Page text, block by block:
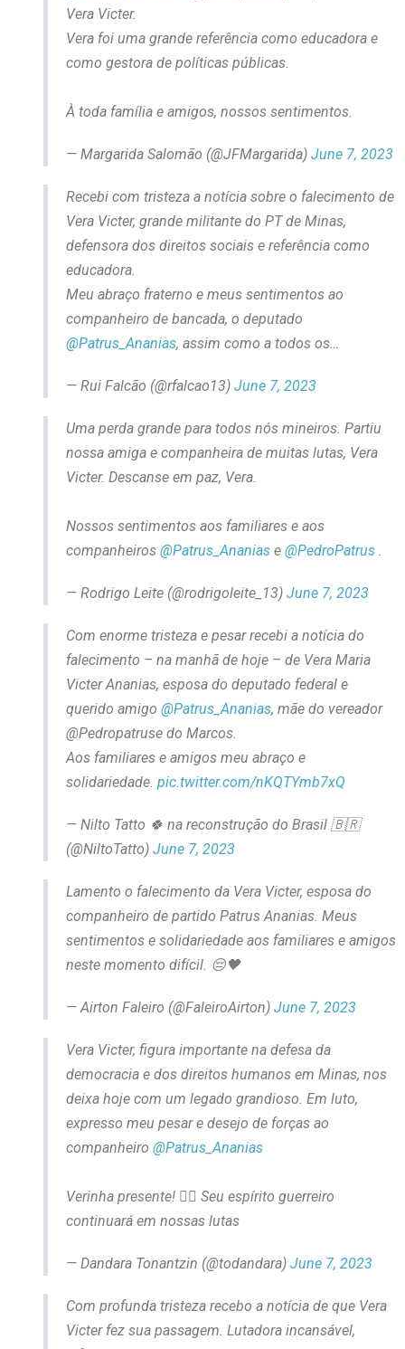
Vera Victer.
Vera foi uma grande referência como educadora e
como gestora de políticas públicas.
À toda família e amigos, nossos sentimentos.
— Margarida Salomão (@JFMargarida) June 7, 2023
Recebi com tristeza a notícia sobre o falecimento de
Vera Victer, grande militante do PT de Minas,
defensora dos direitos sociais e referência como
educadora.
Meu abraço fraterno e meus sentimentos ao
companheiro de bancada, o deputado
@Patrus_Ananias, assim como a todos os…
— Rui Falcão (@rfalcao13) June 7, 2023
Uma perda grande para todos nós mineiros. Partiu
nossa amiga e companheira de muitas lutas, Vera
Victer. Descanse em paz, Vera.
Nossos sentimentos aos familiares e aos
companheiros @Patrus_Ananiase @PedroPatrus.
— Rodrigo Leite (@rodrigoleite_13) June 7, 2023
Com enorme tristeza e pesar recebi a notícia do
falecimento – na manhã de hoje – de Vera Maria
Victer Ananias, esposa do deputado federal e
querido amigo @Patrus_Ananias, mãe do vereador
@Pedropatruse do Marcos.
Aos familiares e amigos meu abraço e
solidariedade. pic.twitter.com/nKQTYmb7xQ
— Nilto Tatto 🍀 na reconstrução do Brasil 🇧🇷
(@NiltoTatto) June 7, 2023
Lamento o falecimento da Vera Victer, esposa do
companheiro de partido Patrus Ananias. Meus
sentimentos e solidariedade aos familiares e amigos
neste momento difícil. 😔🖤
— Airton Faleiro (@FaleiroAirton) June 7, 2023
Vera Victer, figura importante na defesa da
democracia e dos direitos humanos em Minas, nos
deixa hoje com um legado grandioso. Em luto,
expresso meu pesar e desejo de forças ao
companheiro @Patrus_Ananias
Verinha presente! ✊🏿 Seu espírito guerreiro
continuará em nossas lutas
— Dandara Tonantzin (@todandara) June 7, 2023
Com profunda tristeza recebo a notícia de que Vera
Victer fez sua passagem. Lutadora incansável,